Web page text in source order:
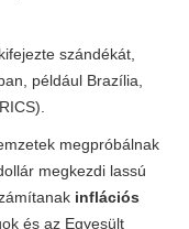
szándékát,
például Brazília,
megpróbálnak
megkezdi lassú
inflációs
és az Egyesült